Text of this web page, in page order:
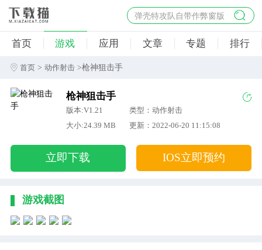
弹壳特攻队自带作弊窗版
杀手47行动
地狱幸存者破解版
首页 游戏 应用 文章 专题 排行
首页 >动作射击 >枪神狙击手
枪神狙击手
版本:V1.21
类型：动作射击
大小:24.39 MB
更新：2022-06-20 11:15:08
立即下载 IOS立即预约
游戏截图